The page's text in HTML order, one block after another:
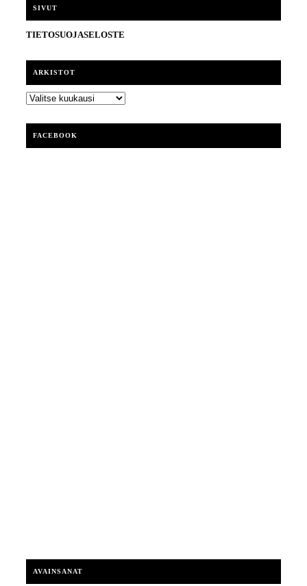
SIVUT
TIETOSUOJASELOSTE
ARKISTOT
ARKISTOT
FACEBOOK
AVAINSANAT